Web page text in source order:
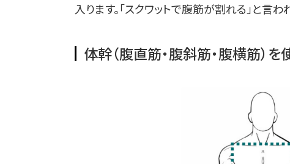
入ります。「スクワットで腹筋が割れる」と言
体幹（腹直筋・腹斜筋・腹横筋）を